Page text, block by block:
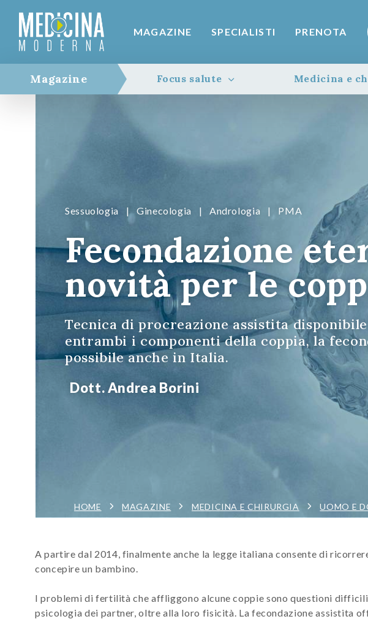
MAGAZINE SPECIALISTI PRENOTA
Magazine Focus salute Medicina e
Sessuologia | Ginecologia | Andrologia | PMA
Fecondazione
novità per le
Tecnica di procreazione assistita
entrambi i componenti della coppia, la
possibile anche in Italia.
Dott. Andrea Borini
HOME MAGAZINE MEDICINA E CHIRURGIA UOMO E
A partire dal 2014, finalmente anche la legge italiana consente di
concepire un bambino.
I problemi di fertilità che affliggono alcune coppie sono questioni
psicologia dei partner, oltre alla loro fisicità. La fecondazione assistita